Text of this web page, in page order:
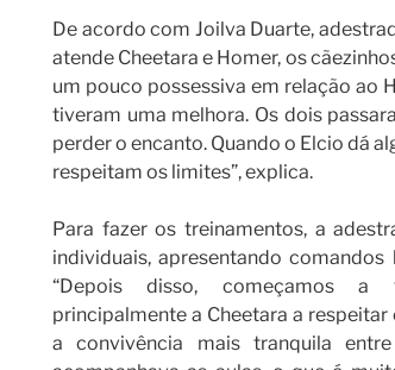
De acordo com Joilva Duarte,
atende Cheetara e Homer, os
um pouco possessiva em relação ao
tiveram uma melhora. Os dois
perder o encanto. Quando o Elcio dá
respeitam os limites”, explica.
Para fazer os treinamentos, a
individuais, apresentando
“Depois disso, começamos a
principalmente a Cheetara a
a convivência mais tranquila